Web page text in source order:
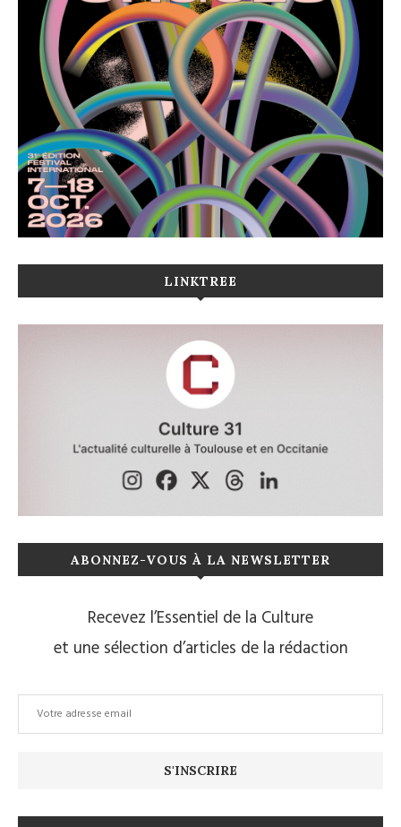
LINKTREE
ABONNEZ-VOUS À LA NEWSLETTER
Recevez l’Essentiel de la Culture
et une sélection d’articles de la rédaction